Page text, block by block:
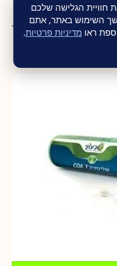
חוויית הגלישה שלכם
השימוש באתר, אתם
ראו מדיניות פרטיות.